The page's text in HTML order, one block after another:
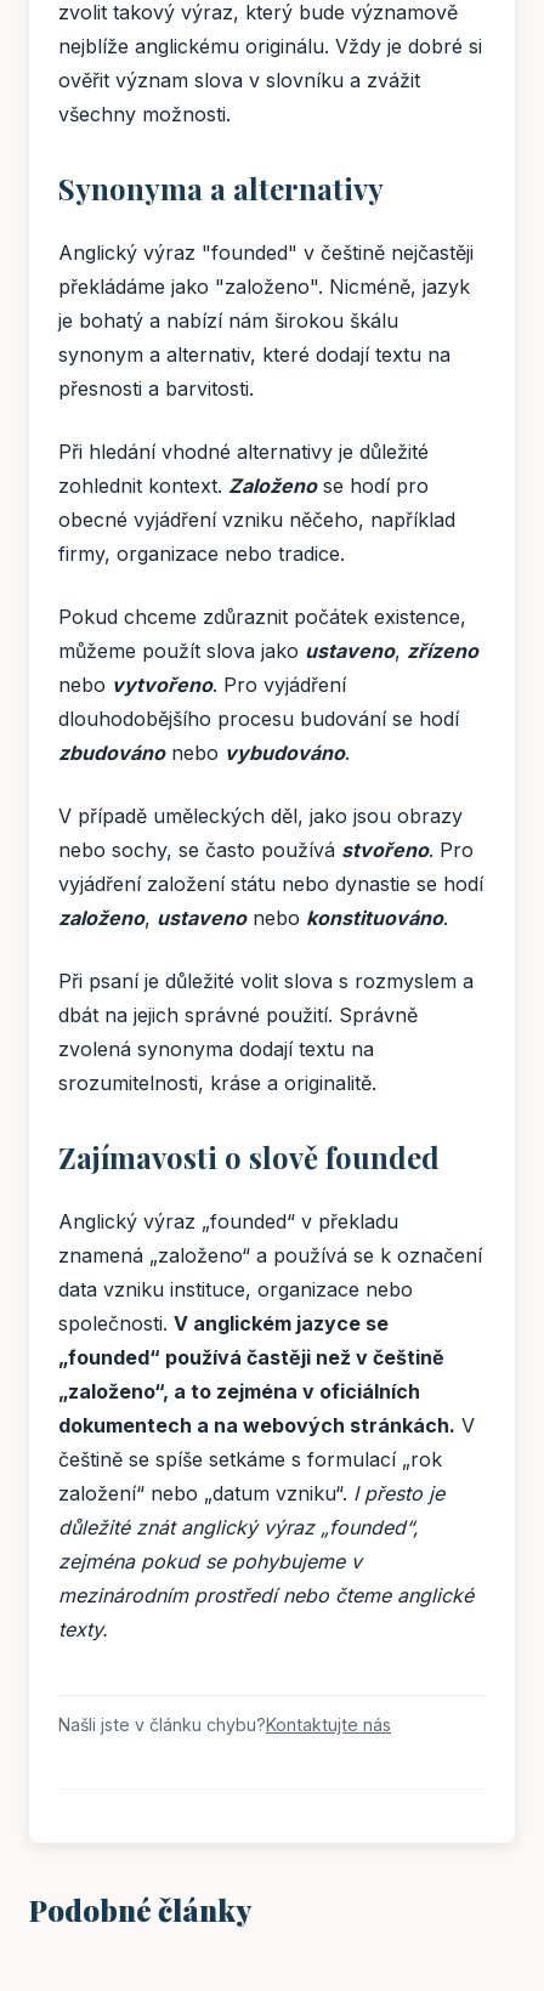
zvolit takový výraz, který bude významově
nejblíže anglickému originálu. Vždy je dobré si
ověřit význam slova v slovníku a zvážit
všechny možnosti.
Synonyma a alternativy
Anglický výraz "founded" v češtině nejčastěji
překládáme jako "založeno". Nicméně, jazyk
je bohatý a nabízí nám širokou škálu
synonym a alternativ, které dodají textu na
přesnosti a barvitosti.
Při hledání vhodné alternativy je důležité
zohlednit kontext. Založenose hodí pro
obecné vyjádření vzniku něčeho, například
firmy, organizace nebo tradice.
Pokud chceme zdůraznit počátek existence,
můžeme použít slova jako ustaveno, zřízeno
nebo vytvořeno. Pro vyjádření
dlouhodobějšího procesu budování se hodí
zbudovánonebo vybudováno.
V případě uměleckých děl, jako jsou obrazy
nebo sochy, se často používá stvořeno. Pro
vyjádření založení státu nebo dynastie se hodí
založeno, ustavenonebo konstituováno.
Při psaní je důležité volit slova s rozmyslem a
dbát na jejich správné použití. Správně
zvolená synonyma dodají textu na
srozumitelnosti, kráse a originalitě.
Zajímavosti o slově founded
Anglický výraz „founded“ v překladu
znamená „založeno“ a používá se k označení
data vzniku instituce, organizace nebo
společnosti. V anglickém jazyce se
„founded“ používá častěji než v češtině
„založeno“, a to zejména v oficiálních
dokumentech a na webových stránkách. V
češtině se spíše setkáme s formulací „rok
založení“ nebo „datum vzniku“. I přesto je
důležité znát anglický výraz „founded“,
zejména pokud se pohybujeme v
mezinárodním prostředí nebo čteme anglické
texty.
Našli jste v článku chybu?Kontaktujte nás
Podobné články